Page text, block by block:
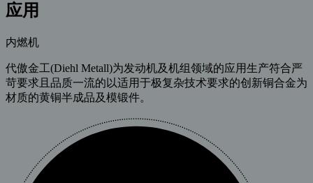
应用
内燃机
代傲金工(Diehl Metall)为发动机及机组领域的应用生产符合严
苛要求且品质一流的以适用于极复杂技术要求的创新铜合金为
材质的黄铜半成品及模锻件。